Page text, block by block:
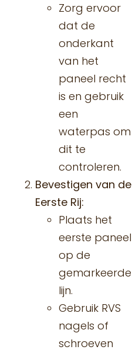
Zorg ervoor
dat de
onderkant
van het
paneel recht
is en gebruik
een
waterpas om
dit te
controleren.
Bevestigen van de
Eerste Rij:
Plaats het
eerste paneel
op de
gemarkeerde
lijn.
Gebruik RVS
nagels of
schroeven